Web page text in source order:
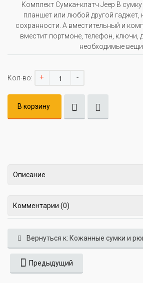
Комплект Сумка+клатч Jeep В
планшет или любой другой гаджет,
сохранности. А вместительный и
вместит портмоне, телефон, ключи,
необходимые
Кол-во: + -
В корзину
Описание
Комментарии (0)
Вернуться к: Кожанные сумки и
Предыдущий